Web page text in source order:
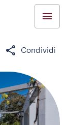
Condividi